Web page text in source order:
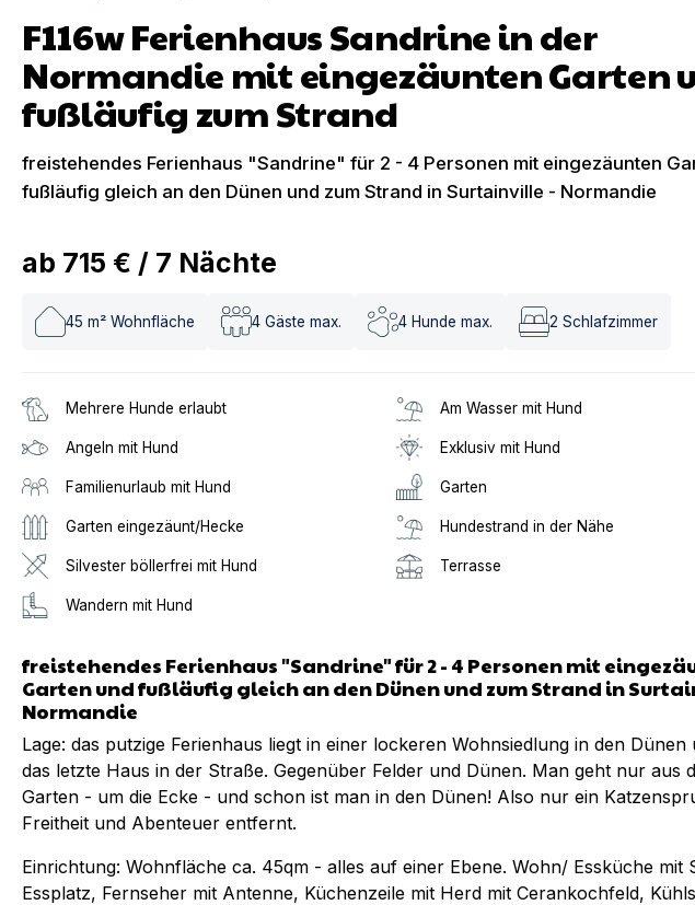
F116w Ferienhaus Sandrine in der
Normandie mit eingezäunten Garten
fußläufig zum Strand
freistehendes Ferienhaus "Sandrine" für 2 - 4 Personen mit eingezäunten
fußläufig gleich an den Dünen und zum Strand in Surtainville - Normandie
ab 715 € / 7 Nächte
45 m² Wohnfläche 4 Gäste max. 4 Hunde max. 2 Schlafzimmer
Mehrere Hunde erlaubt Am Wasser mit Hund
Angeln mit Hund Exklusiv mit Hund
Familienurlaub mit Hund Garten
Garten eingezäunt/Hecke Hundestrand in der Nähe
Silvester böllerfrei mit Hund Terrasse
Wandern mit Hund
freistehendes Ferienhaus "Sandrine" für 2 - 4 Personen mit
Garten und fußläufig gleich an den Dünen und zum Strand in
Normandie
Lage: das putzige Ferienhaus liegt in einer lockeren Wohnsiedlung in den Dünen
das letzte Haus in der Straße. Gegenüber Felder und Dünen. Man geht nur aus
Garten - um die Ecke - und schon ist man in den Dünen! Also nur ein
Freitheit und Abenteuer entfernt.
Einrichtung: Wohnfläche ca. 45qm - alles auf einer Ebene. Wohn/ Essküche mit
Essplatz, Fernseher mit Antenne, Küchenzeile mit Herd mit Cerankochfeld,